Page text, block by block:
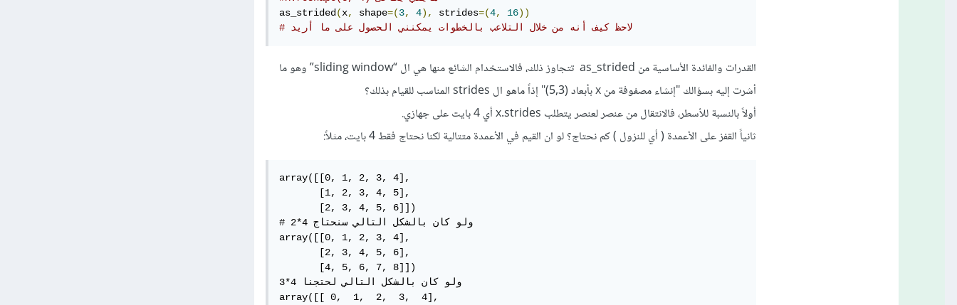
as_strided (x, shape=(3, 4), strides=(4, 16))
# لاحظ كيف أنه من خلال التلاعب بالخطوات يمكنني الحصول على ما أريد
القدرات والفائدة الأساسية من as_strided تتجاوز ذلك، فالاستخدام الشائع منها هي ال “sliding window” وهو ما
أشرت إليه بسؤالك "إنشاء مصفوفة من x بأبعاد (5,3)" إذاً ماهو ال strides المناسب للقيام بذلك؟
أولاً بالنسبة للأسطر، فالانتقال من عنصر لعنصر يتطلب x.strides أي 4 بايت على جهازي.
ثانياً القفز على الأعمدة ( أي للنزول ) كم نحتاج؟ لو ان القيم في الأعمدة متتالية لكنا نحتاج فقط 4 بايت، مثلاً:
array([[0, 1, 2, 3, 4],
       [1, 2, 3, 4, 5],
       [2, 3, 4, 5, 6]])
# ولو كان بالشكل التالي سنحتاج 4*2
array([[0, 1, 2, 3, 4],
       [2, 3, 4, 5, 6],
       [4, 5, 6, 7, 8]])
ولو كان بالشكل التالي لحتجنا 4*3
array([[ 0,  1,  2,  3,  4],